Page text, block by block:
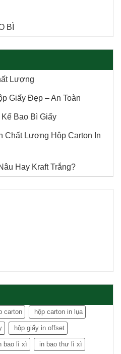
BÌ
Lượng
Giấy Đẹp – An Toàn
Bao Bì Giấy
Chất Lượng Hộp Carton In
Hay Kraft Trắng?
carton hộp carton in lụa
hộp giấy in offset
bao lì xì in bao thư lì xì